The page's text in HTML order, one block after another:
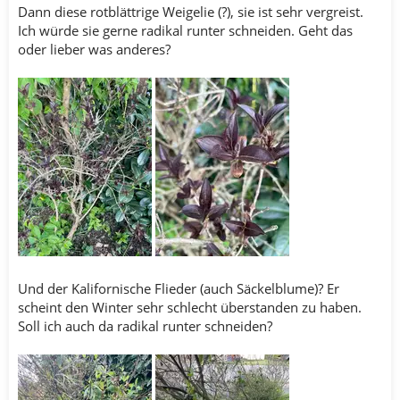
Dann diese rotblättrige Weigelie (?), sie ist sehr vergreist.
Ich würde sie gerne radikal runter schneiden. Geht das
oder lieber was anderes?
Und der Kalifornische Flieder (auch Säckelblume)? Er
scheint den Winter sehr schlecht überstanden zu haben.
Soll ich auch da radikal runter schneiden?